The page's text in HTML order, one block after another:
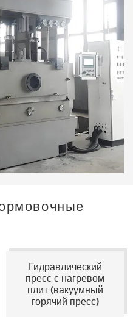
Гидравлический
пресс с нагревом
плит (вакуумный
горячий пресс)